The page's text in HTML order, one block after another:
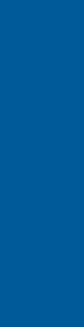
auf Instagram
der eNu